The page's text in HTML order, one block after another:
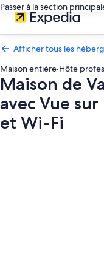
Passer à la section
Afficher tous les
Maison entière·Hôte
Maison de
avec Vue
et Wi-Fi